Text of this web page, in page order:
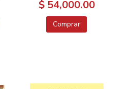
$ 54,000.00
Comprar